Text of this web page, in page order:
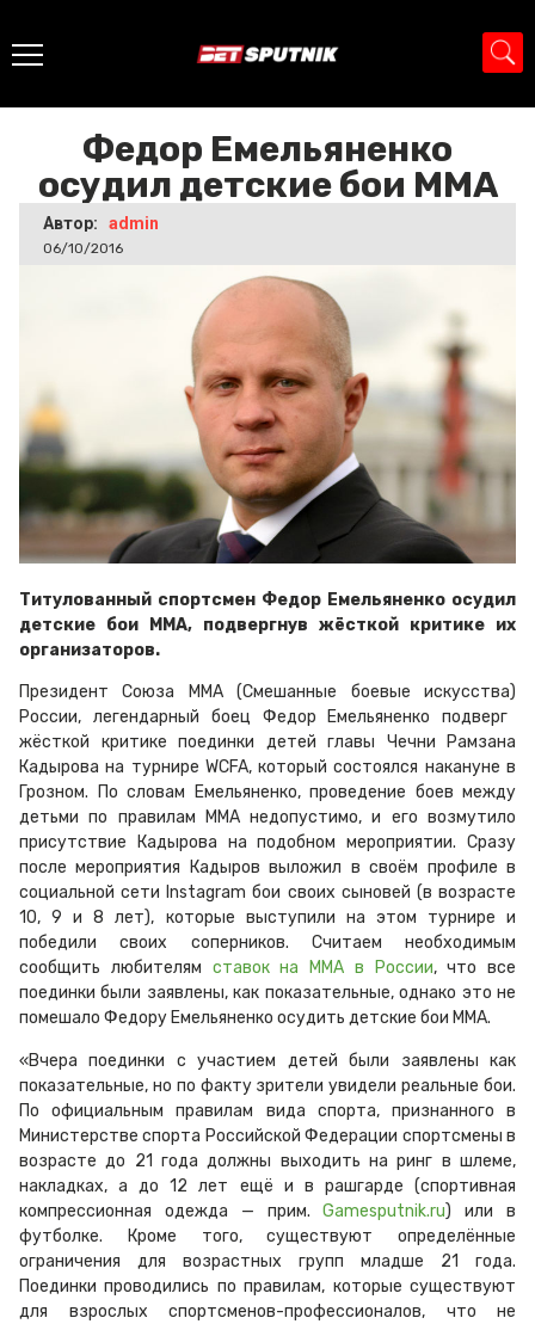
Федор Емельяненко осудил детские
Федор Емельяненко
осудил детские бои MMA
Автор: admin
06/10/2016
Титулованный спортсмен Федор Емельяненко осудил
детские бои MMA, подвергнув жёсткой критике их
организаторов.
Президент Союза ММА(Смешанные боевые искусства)
России, легендарный боец Федор Емельяненкоподверг
жёсткой критике поединки детей главы Чечни
Рамзана
Кадырова на турнире WCFA, который состоялся накануне в
Грозном. По словам Емельяненко, проведение боев между
детьми по правилам ММА недопустимо, и его возмутило
присутствие Кадырова на подобном мероприятии. Сразу
после мероприятия
Кадыроввыложил всвоём профиле в
социальной сети Instagram бои своих сыновей (в возрасте
10, 9 и 8 лет), которые выступили на этом турнире и
победили своих соперников. Считаем необходимым
сообщить любителям ставок на ММА в России, что все
поединки были заявлены, как показательные,однако это не
помешало Федору Емельяненко осудить детские бои ММА.
«Вчера поединки с участием детей были заявлены как
показательные, но по факту зрители увидели реальные бои.
По официальным правилам вида спорта, признанного в
Министерстве спорта Российской Федерации спортсмены в
возрасте до 21 года должны выходить на ринг в шлеме,
накладках, а до 12 лет ещё и в рашгарде (спортивная
компрессионная одежда — прим.Gamesputnik.ru) или в
футболке. Кроме того, существуют определённые
ограничения для возрастных групп младше 21 года.
Поединки проводились по правилам, которые существуют
для взрослых спортсменов-профессионалов, что не